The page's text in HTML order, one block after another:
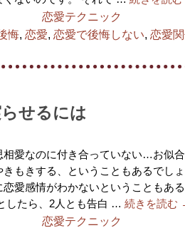
恋愛テクニック
悔, 恋愛, 恋愛で後悔しない, 恋愛
せるには
相愛なのに付き合っていない…お似
きもきする、ということもあるでし
恋愛感情がわかないということもあ
したら、2人とも告白 … 続きを読む
恋愛テクニック